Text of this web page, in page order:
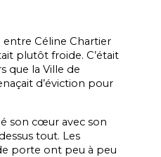
Céline Chartier
plutôt froide. C’était
que la Ville de
d’éviction pour
son cœur avec son
tout. Les
porte ont peu à peu